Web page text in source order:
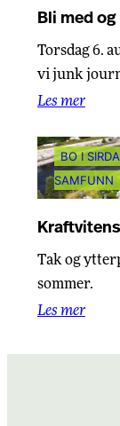
Bli med
Torsdag 6.
vi junk
Les mer
BO I
SAMFUNN
Tak og
sommer.
Les mer